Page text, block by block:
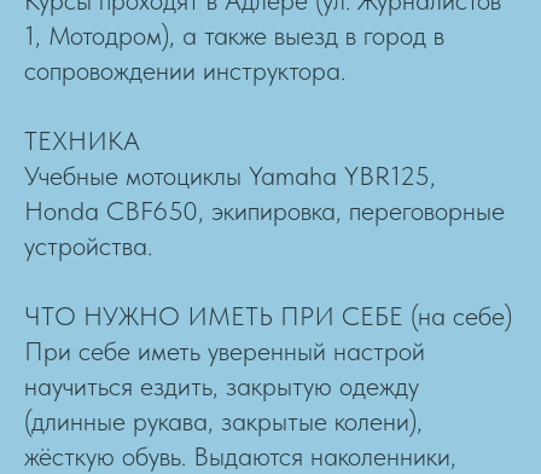
1, Мотодром), а также выезд в город в
сопровождении инструктора.
ТЕХНИКА
Учебные мотоциклы Yamaha YBR125,
Honda CBF650, экипировка, переговорные
устройства.
ЧТО НУЖНО ИМЕТЬ ПРИ СЕБЕ (на себе)
При себе иметь уверенный настрой
научиться ездить, закрытую одежду
(длинные рукава, закрытые колени),
жёсткую обувь. Выдаются наколенники,